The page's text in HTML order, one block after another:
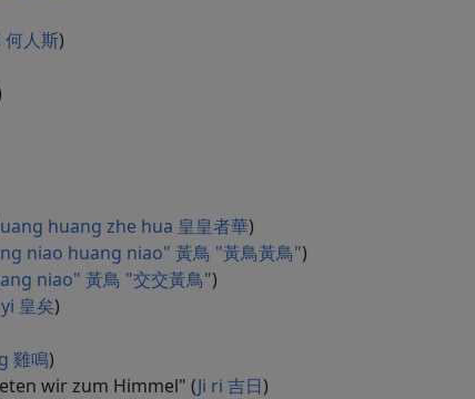
人斯)
huang zhe hua 皇皇者華)
niao huang niao" 黃鳥 "黃鳥黃鳥")
niao" 黃鳥 "交交黃鳥")
皇矣)
雞鳴)
wir zum Himmel" (Ji ri 吉日)